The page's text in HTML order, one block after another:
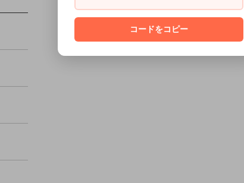
コードをコピー